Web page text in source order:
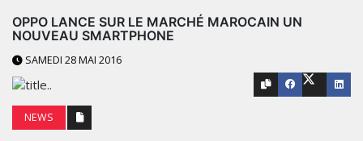
OPPO LANCE SUR LE MARCHÉ MAROCAIN UN
NOUVEAU SMARTPHONE
SAMEDI 28 MAI 2016
NEWS